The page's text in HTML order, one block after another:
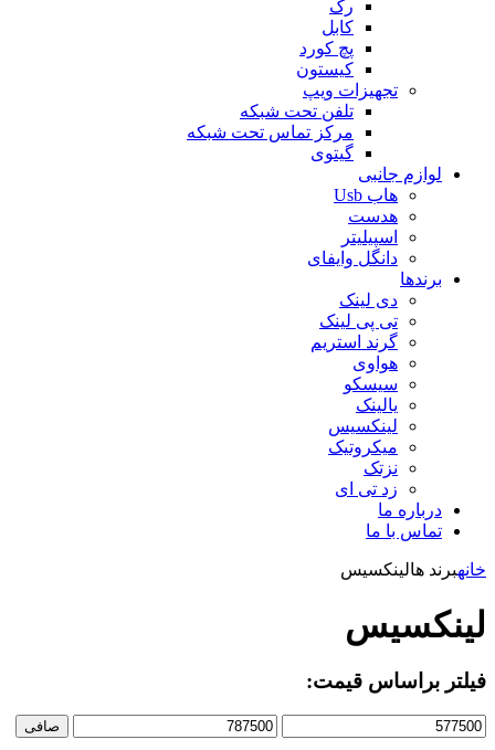
رک
کابل
پچ کورد
کیستون
تجهیزات ویپ
تلفن تحت شبکه
مرکز تماس تحت شبکه
گیتوی
لوازم جانبی
هاب Usb
هدست
اسپیلیتر
دانگل وایفای
برندها
دی لینک
تی پی لینک
گرند استریم
هواوی
سیسکو
یالینک
لینکسیس
میکروتیک
نزتک
زد تی ای
درباره ما
تماس با ما
خانهبرند هالینکسیس
لینکسیس
فیلتر براساس قیمت:
صافی